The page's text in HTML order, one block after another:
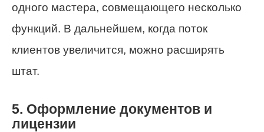
одного мастера, совмещающего несколько
функций. В дальнейшем, когда поток
клиентов увеличится, можно расширять
штат.
5. Оформление документов и
лицензии